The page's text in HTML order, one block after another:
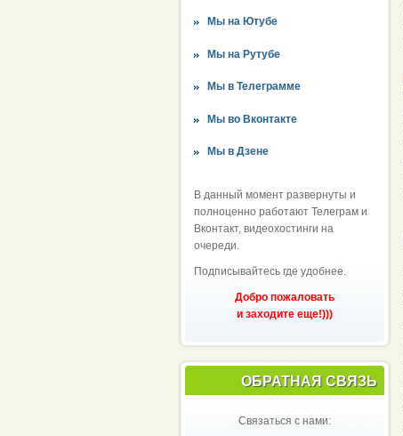
Мы на Ютубе
Мы на Рутубе
Мы в Телеграмме
Мы во Вконтакте
Мы в Дзене
В данный момент развернуты и
полноценно работают Телеграм и
Вконтакт, видеохостинги на
очереди.
Подписывайтесь где удобнее.
Добро пожаловать
и заходите еще!)))
ОБРАТНАЯ СВЯЗЬ
Связаться с нами: